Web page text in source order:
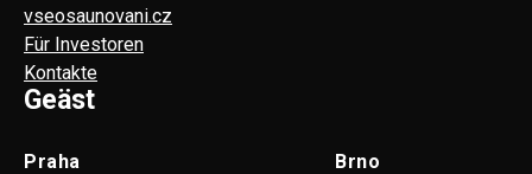
vseosaunovani.cz
Für Investoren
Kontakte
Geäst
Praha
Brno